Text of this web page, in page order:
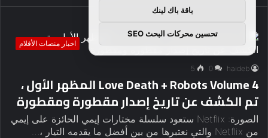
اخبار منصات الأفلام
haideb
0
5
Love Death + Robots Volume 4 المظهر الأول ،
تم الكشف عن تاريخ إصدار مقطورة ومقطورة
الصورة: Netflix ستعود سلسلة مختارات إيمي الحائزة على إيمي
من Netflix والتي نعتبرها من بين أفضل ما يقدمه التيار ،…
باقة باك لينك
تحسين محركات البحث SEO